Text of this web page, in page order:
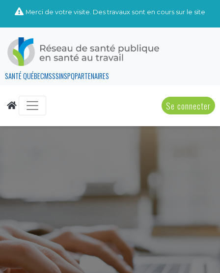
Merci de votre visite. Des travaux sont en cours sur le site
SANTÉ QUÉBECMSSSINSPQPARTENAIRES
Se connecter